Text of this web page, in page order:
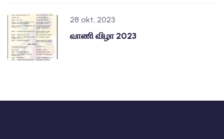
28 okt, 2023
வாணி விழா 2023